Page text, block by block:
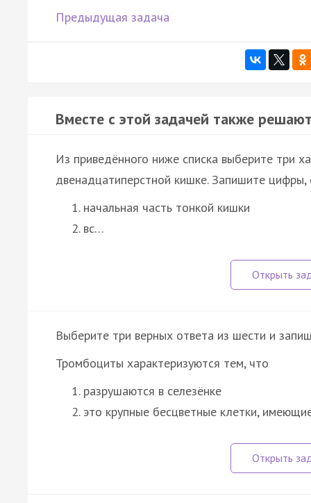
Предыдущая задача
Вместе с этой задачей также
Из приведённого ниже списка выберите три
двенадцатиперстной кишке. Запишите
начальная часть тонкой кишки
вс…
Выберите три верных ответа из шести и
Тромбоциты характеризуются тем, что
разрушаются в селезёнке
это крупные бесцветные клетки,